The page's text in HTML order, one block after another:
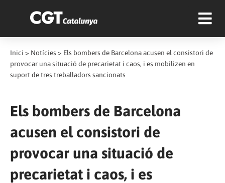
Inici > Notícies > Els bombers de Barcelona acusen el consistori de
provocar una situació de precarietat i caos, i es mobilizen en
suport de tres treballadors sancionats
Els bombers de Barcelona
acusen el consistori de
provocar una situació de
precarietat i caos, i es